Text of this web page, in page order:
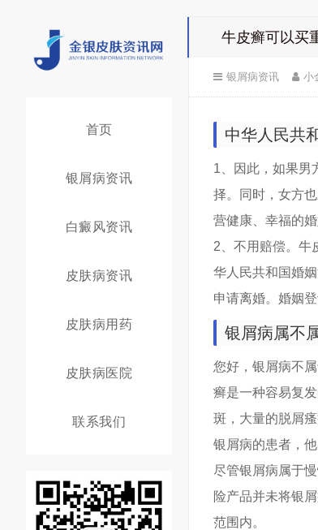
首页
银屑病资讯
白癜风资讯
皮肤病资讯
皮肤病用药
皮肤病医院
联系我们
牛皮癣可以买
银屑病资讯 小
中华人民共
1、因此，如果男
择。同时，女方
营健康、幸福的婚
2、不用赔偿。牛
华人民共和国婚
申请离婚。婚姻
银屑病属不
您好，银屑病不
癣是一种容易复
斑，大量的脱屑
银屑病的患者，
尽管银屑病属于
险产品并未将银
范围内。